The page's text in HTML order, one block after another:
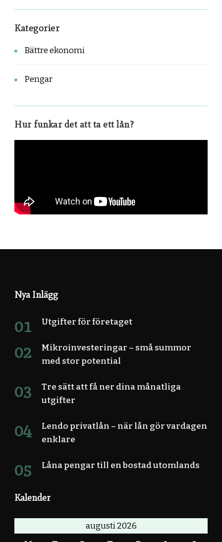
Kategorier
Bättre ekonomi
Pengar
Hur funkar det att ta ett lån?
Nya Inlägg
Utgifter för företaget
Mikroinvesteringar – små summor
med stor potential
Tre sätt att få ner dina månatliga
utgifter
Lendo privatlån – när lån gör vardagen
enklare
Låna pengar till en bostad utomlands
Kalender
augusti 2026